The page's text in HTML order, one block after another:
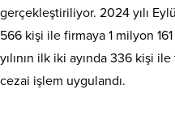
gerçekleştiriliyor. 2024 yılı
566 kişi ile firmaya 1 milyon
yılının ilk iki ayında 336 kişi
cezai işlem uygulandı.